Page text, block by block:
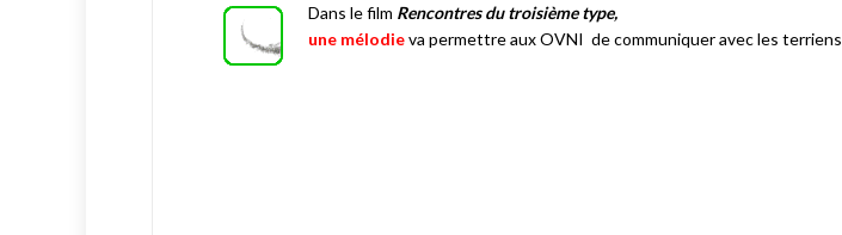
Dans le film Rencontres du troisième type,
une mélodieva permettre aux OVNI de communiquer avec les terriens